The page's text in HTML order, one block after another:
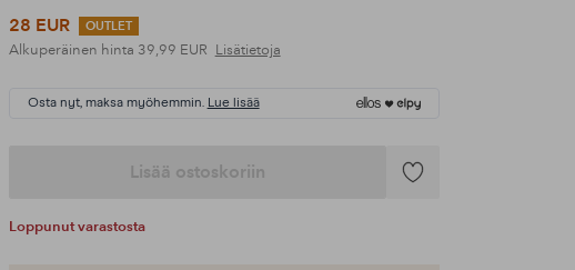
28 EUR
OUTLET
Alkuperäinen hinta 39,99 EUR Lisätietoja
Osta nyt, maksa myöhemmin. Lue lisää
Lisää ostoskoriin
Lisää
Loppunut varastosta